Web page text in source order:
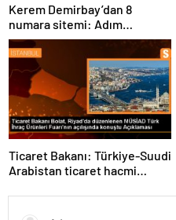
Kerem Demirbay’dan 8
numara sitemi: Adım
Kereminho olsaydı…
Ticaret Bakanı: Türkiye-Suudi
Arabistan ticaret hacmi